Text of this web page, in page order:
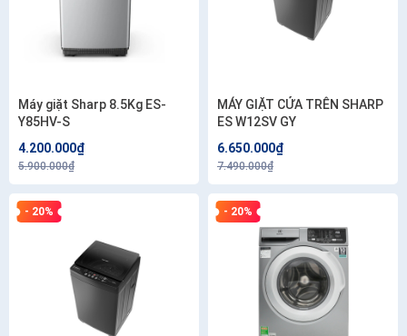
Máy giặt Sharp 8.5Kg ES-
Y85HV-S
4.200.000₫
5.900.000₫
MÁY GIẶT CỬA TRÊN SHARP
ES W12SV GY
6.650.000₫
7.490.000₫
- 20% - 20%